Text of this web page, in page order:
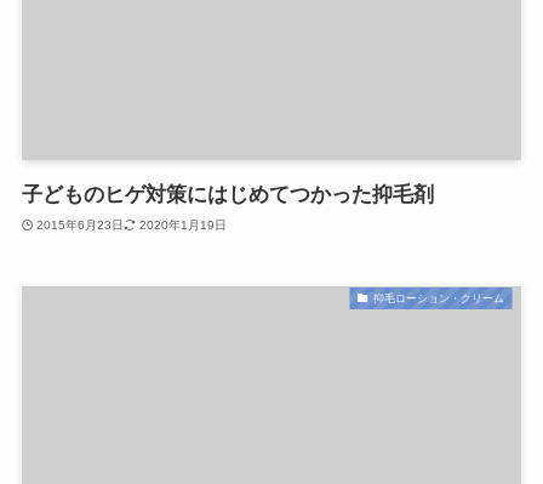
子どものヒゲ対策にはじめてつかった抑毛剤
2015年6月23日 2020年1月19日
抑毛ローション・クリーム